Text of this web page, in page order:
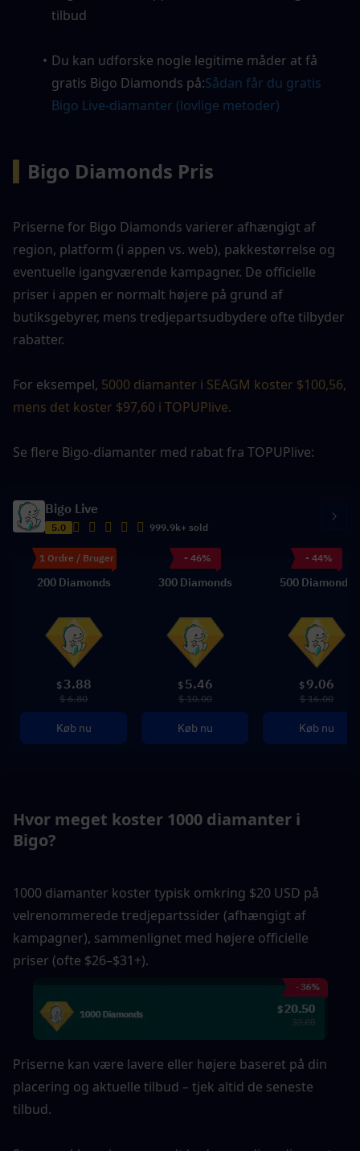
tilbud
Du kan udforske nogle legitime måder at få
gratis Bigo Diamonds på:Sådan får du gratis
Bigo Live-diamanter (lovlige metoder)
Bigo Diamonds Pris
Priserne for Bigo Diamonds varierer afhængigt af
region, platform (i appen vs. web), pakkestørrelse og
eventuelle igangværende kampagner. De officielle
priser i appen er normalt højere på grund af
butiksgebyrer, mens tredjepartsudbydere ofte tilbyder
rabatter.
For eksempel, 5000 diamanter i SEAGM koster $100,56,
mens det koster $97,60 i TOPUPlive.
Se flere Bigo-diamanter med rabat fra TOPUPlive:
Bigo Live
5.0 999.9k+ sold
1 Ordre / Bruger
200 Diamonds
$ 3.88
$ 6.80
Køb nu
- 46%
300 Diamonds
$ 5.46
$ 10.00
Køb nu
- 44%
500 Diamonds
$ 9.06
$ 16.00
Køb nu
Hvor meget koster 1000 diamanter i
Bigo?
1000 diamanter koster typisk omkring $20 USD på
velrenommerede tredjepartssider (afhængigt af
kampagner), sammenlignet med højere officielle
priser (ofte $26–$31+).
Priserne kan være lavere eller højere baseret på din
placering og aktuelle tilbud – tjek altid de seneste
tilbud.